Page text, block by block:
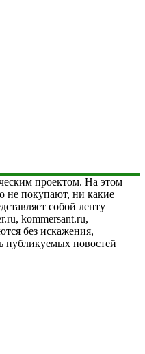
проектом. На этом
не покупают, ни какие
собой ленту
kommersant.ru,
без искажения,
публикуемых новостей